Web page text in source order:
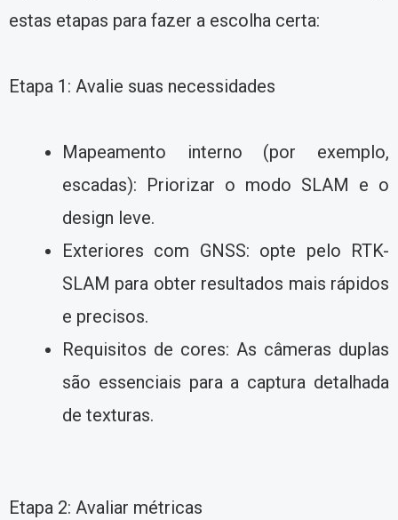
estas etapas para fazer a escolha certa:
Etapa 1: Avalie suas necessidades
Mapeamento interno (por exemplo,
escadas): Priorizar o modo SLAM e o
design leve.
Exteriores com GNSS: opte pelo RTK-
SLAM para obter resultados mais rápidos
e precisos.
Requisitos de cores: As câmeras duplas
são essenciais para a captura detalhada
de texturas.
Etapa 2: Avaliar métricas